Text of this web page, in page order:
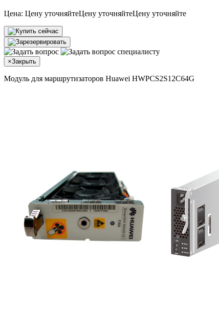
Цена: Цену уточняйтеЦену уточняйтеЦену уточняйте
×Закрыть
Модуль для маршрутизаторов Huawei HWPCS2S12C64G